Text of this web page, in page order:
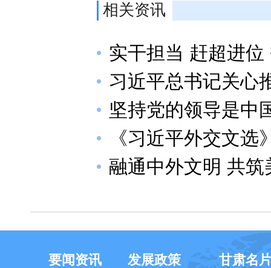
相关资讯
实干担当 赶超进
习近平总书记关心
坚持党的领导是中
《习近平外交文
融通中外文明 共筑
要闻资讯 发展政策 甘肃名